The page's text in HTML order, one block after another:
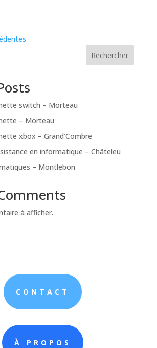
Rechercher
switch – Morteau
– Morteau
xbox – Grand’Combre
en informatique – Châteleu
– Montlebon
à afficher.
CONTACT
À PROPOS